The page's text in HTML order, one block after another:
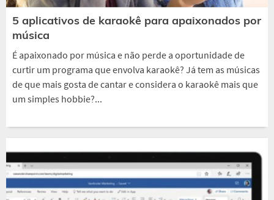
5 aplicativos de karaokê para apaixonados por
música
É apaixonado por música e não perde a oportunidade de
curtir um programa que envolva karaokê? Já tem as músicas
de que mais gosta de cantar e considera o karaokê mais que
um simples hobbie?...